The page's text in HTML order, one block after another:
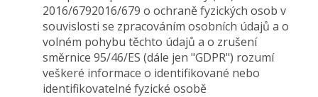
2016/6792016/679 o ochraně fyzických osob v
souvislosti se zpracováním osobních údajů a o
volném pohybu těchto údajů a o zrušení
směrnice 95/46/ES (dále jen "GDPR") rozumí
veškeré informace o identifikované nebo
identifikovatelné fyzické osobě